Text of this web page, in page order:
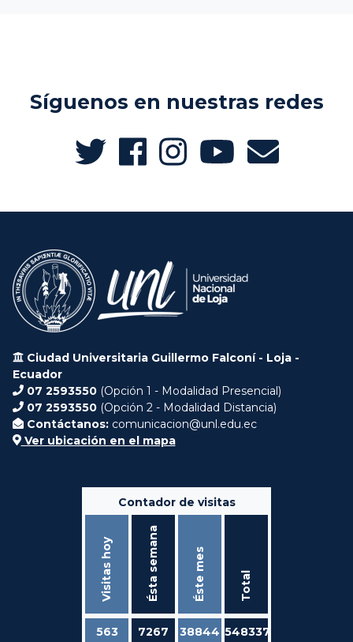
Síguenos en nuestras redes
Ciudad Universitaria Guillermo Falconí - Loja -
Ecuador
07 2593550 (Opción 1 - Modalidad Presencial)
07 2593550 (Opción 2 - Modalidad Distancia)
Contáctanos: comunicacion@unl.edu.ec
Ver ubicación en el mapa
Contador de visitas
Visitas hoy Ésta semana Éste mes Total
563 7267 38844 548337